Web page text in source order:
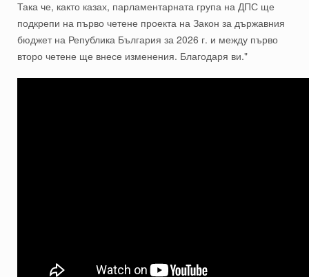
Така че, както казах, парламентарната група на ДПС ще
подкрепи на първо четене проекта на Закон за държавния
бюджет на Република България за 2026 г. и между първо
второ четене ще внесе изменения. Благодаря ви."